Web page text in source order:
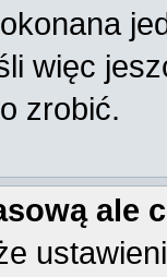
więc
zrobić.
ale